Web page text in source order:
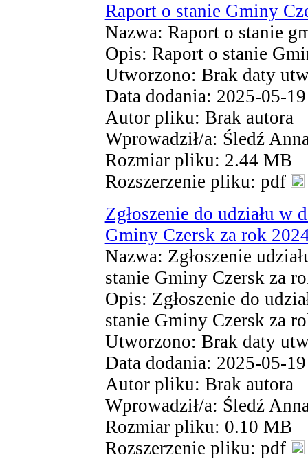
Raport o stanie Gminy
Nazwa: Raport o stanie
Opis: Raport o stanie
Utworzono: Brak daty
Data dodania: 2025-05-
Autor pliku: Brak autora
Wprowadził/a: Śledź
Rozmiar pliku: 2.44 MB
Rozszerzenie pliku: pdf
Zgłoszenie do udziału w
Gminy Czersk za rok
Nazwa: Zgłoszenie
stanie Gminy Czersk za
Opis: Zgłoszenie do
stanie Gminy Czersk za
Utworzono: Brak daty
Data dodania: 2025-05-
Autor pliku: Brak autora
Wprowadził/a: Śledź
Rozmiar pliku: 0.10 MB
Rozszerzenie pliku: pdf